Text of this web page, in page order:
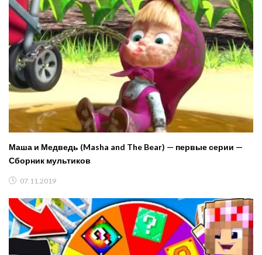
Маша и Медведь (Masha and The Bear) — первые серии —
Сборник мультиков
07.11.2019